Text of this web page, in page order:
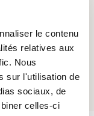
le contenu
relatives aux
Nous
sur l'utilisation de
sociaux, de
celles-ci